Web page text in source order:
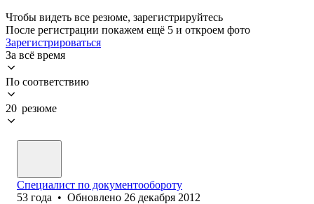
Чтобы видеть все резюме, зарегистрируйтесь
После регистрации покажем ещё 5 и откроем фото
Зарегистрироваться
За всё время
По соответствию
20 резюме
Специалист по документообороту
53 года • Обновлено 26 декабря 2012